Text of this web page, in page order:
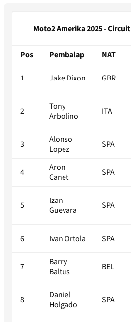
Moto2 Amerika 2025 -
Pos Pembalap NAT
1 Jake Dixon GBR
2
Tony
Arbolino
ITA
3
Alonso
Lopez
SPA
4
Aron
Canet
SPA
5
Izan
Guevara
SPA
6 Ivan Ortola SPA
7
Barry
Baltus
BEL
8
Daniel
Holgado
SPA